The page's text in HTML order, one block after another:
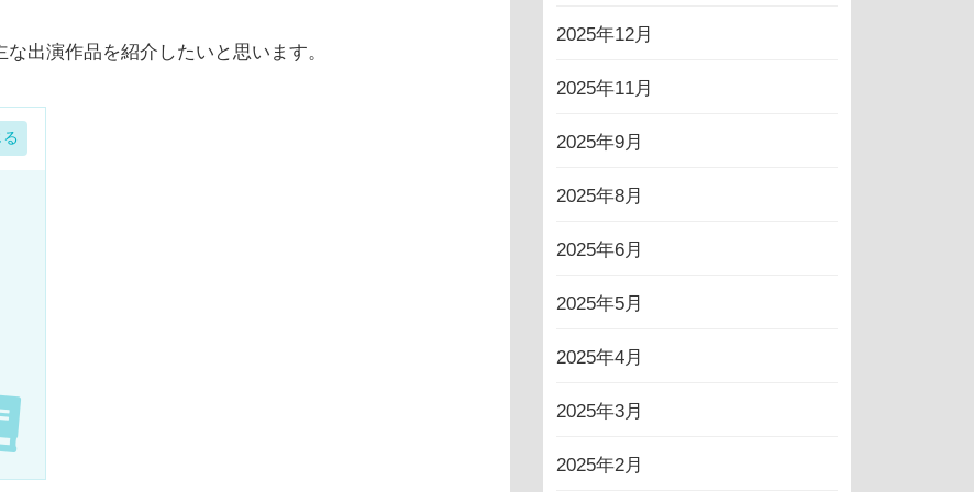
出演作品を紹介したいと思います。
2025年12月
2025年11月
2025年9月
2025年8月
2025年6月
2025年5月
2025年4月
2025年3月
2025年2月